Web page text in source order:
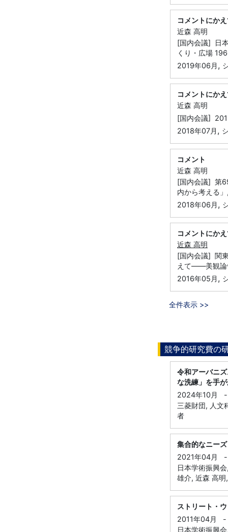
コメントにか
近森 高明
[国内会議] 日
くり・広場
2019年06月 ,
コメントにか
近森 高明
[国内会議]
2018年07月 ,
コメント
近森 高明
[国内会議] 第
内から考える
2018年06月 ,
コメントにか
近森 高明
[国内会議] 関
えて――美観論
2016年05月 ,
全件表示 >>
競争的研究費の
令和アーバニ
な洗練」を手
2024年10月
-
三菱財団, 人文
者
集合的なニー
2021年04月
-
日本学術振興
雄介, 近森 高
ストリート・
2011年04月
-
日本学術振興